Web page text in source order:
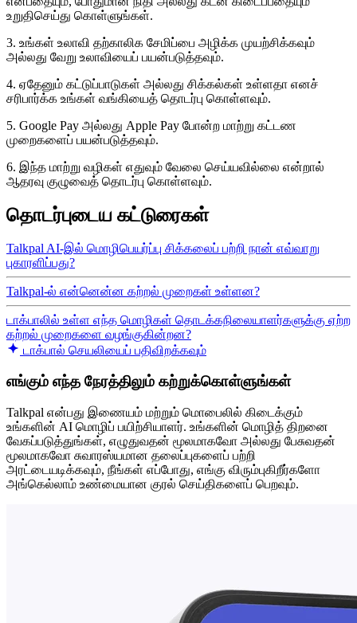
உறுதிசெய்து கொள்ளுங்கள்.
3. உங்கள் உலாவி தற்காலிக சேமிப்பை அழிக்க முயற்சிக்கவும்
அல்லது வேறு உலாவியைப் பயன்படுத்தவும்.
4. ஏதேனும் கட்டுப்பாடுகள் அல்லது சிக்கல்கள் உள்ளதா எனச்
சரிபார்க்க உங்கள் வங்கியைத் தொடர்பு கொள்ளவும்.
5. Google Pay அல்லது Apple Pay போன்ற மாற்று கட்டண
முறைகளைப் பயன்படுத்தவும்.
6. இந்த மாற்று வழிகள் எதுவும் வேலை செய்யவில்லை என்றால்
ஆதரவு குழுவைத் தொடர்பு கொள்ளவும்.
தொடர்புடைய கட்டுரைகள்
Talkpal AI-இல் மொழிபெயர்ப்பு சிக்கலைப் பற்றி நான் எவ்வாறு
புகாரளிப்பது?
Talkpal-ல் என்னென்ன கற்றல் முறைகள் உள்ளன?
டாக்பாலில் உள்ள எந்த மொழிகள் தொடக்கநிலையாளர்களுக்கு ஏற்ற
கற்றல் முறைகளை வழங்குகின்றன?
டாக்பால் செயலியைப் பதிவிறக்கவும்
எங்கும் எந்த நேரத்திலும் கற்றுக்கொள்ளுங்கள்
Talkpal என்பது இணையம் மற்றும் மொபைலில் கிடைக்கும்
உங்களின் AI மொழிப் பயிற்சியாளர். உங்களின் மொழித் திறனை
வேகப்படுத்துங்கள், எழுதுவதன் மூலமாகவோ அல்லது பேசுவதன்
மூலமாகவோ சுவாரஸ்யமான தலைப்புகளைப் பற்றி
அரட்டையடிக்கவும், நீங்கள் எப்போது, ​​எங்கு விரும்புகிறீர்களோ
அங்கெல்லாம் உண்மையான குரல் செய்திகளைப் பெறவும்.